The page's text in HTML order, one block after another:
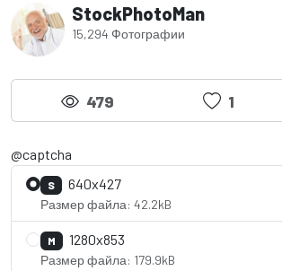
StockPhotoMan
15,294 Фотографии
479 1
@captcha
S 640x427
Размер файла: 42.2kB
M 1280x853
Размер файла: 179.9kB